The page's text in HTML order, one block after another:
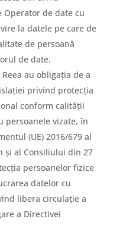
Operator de date cu
la datele pe care de
de persoană
de date.
au obligația de a
privind protecția
conform calității
persoanele vizate, în
(UE) 2016/679 al
și al Consiliului din 27
persoanelor fizice
datelor cu
libera circulație a
a Directivei